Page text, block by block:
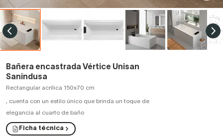
Bañera encastrada Vértice Unisan
Sanindusa
Rectangular acrílica 150x70 cm
, cuenta con un estilo único que brinda un toque de
elegancia al cuarto de baño
Ficha técnica